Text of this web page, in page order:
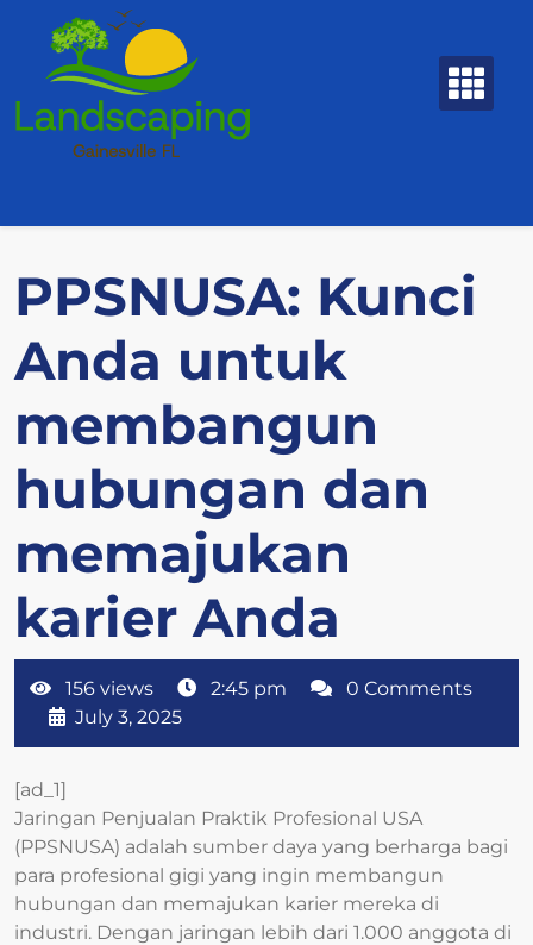
content
PPSNUSA: Kunci
Anda untuk
membangun
hubungan dan
memajukan
karier Anda
156 views 2:45 pm
0 Comments
July 3, 2025
[ad_1]
Jaringan Penjualan Praktik Profesional USA
(PPSNUSA) adalah sumber daya yang berharga bagi
para profesional gigi yang ingin membangun
hubungan dan memajukan karier mereka di
industri. Dengan jaringan lebih dari 1.000 anggota di